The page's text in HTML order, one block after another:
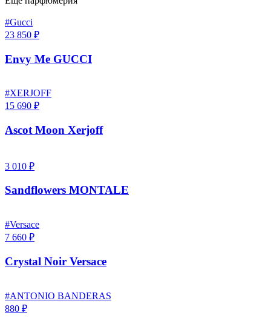
#Gucci
23 850 ₽
Envy Me GUCCI
#XERJOFF
15 690 ₽
Ascot Moon Xerjoff
3 010 ₽
Sandflowers MONTALE
#Versace
7 660 ₽
Crystal Noir Versace
#ANTONIO BANDERAS
880 ₽